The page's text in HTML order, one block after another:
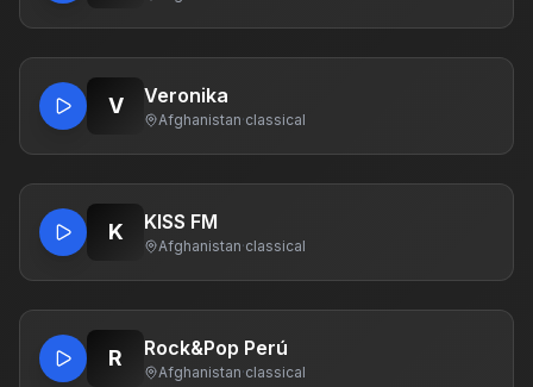
V Veronika
Afghanistan·classical
K KISS FM
Afghanistan·classical
R Rock&Pop Perú
Afghanistan·classical